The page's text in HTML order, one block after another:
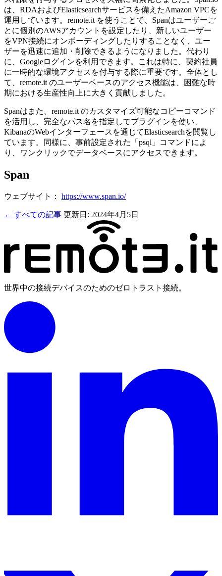
は、RDAおよびElasticsearchサービスを備えたAmazon VPCを
運用しています。remote.it を使うことで、Spanはユーザーご
とに個別のAWSアカウントを設定したり、新しいユーザー
をVPN接続にオンボーディングしたりすることなく、ユー
ザーを迅速に追加・削除できるようになりました。代わり
に、Googleログインを利用できます。これは特に、契約社員
に一時的な環境アクセスを付与する際に重要です。全体とし
て、remote.it のユーザーベースのアクセス機能は、困難な時
期における生産性向上に大きく貢献しました。
Spanはまた、remote.it のカスタマイズ可能なコピーコマンド
を活用し、完全なパス名を指定してプラグインを使い、
KibanaのWebインターフェースを通じてElasticsearchを閲覧し
ています。同様に、事前設定された「psql」コマンドによ
り、ワンクリックでデータベースにアクセスできます。
Span
ウェブサイト： https://www.span.io/
← すべての記事 更新日: 2024年4月5日
世界中の接続デバイスのためのゼロトラスト接続。